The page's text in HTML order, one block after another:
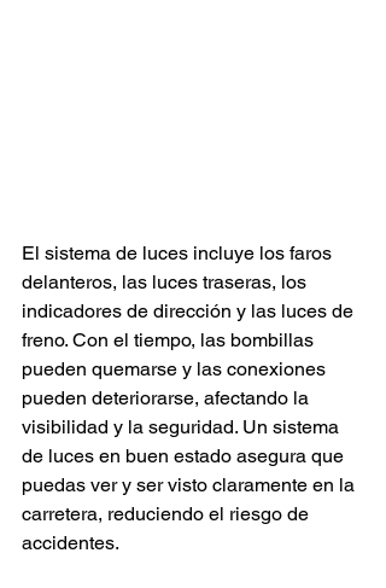
El sistema de luces incluye los faros
delanteros, las luces traseras, los
indicadores de dirección y las luces de
freno. Con el tiempo, las bombillas
pueden quemarse y las conexiones
pueden deteriorarse, afectando la
visibilidad y la seguridad. Un sistema
de luces en buen estado asegura que
puedas ver y ser visto claramente en la
carretera, reduciendo el riesgo de
accidentes.